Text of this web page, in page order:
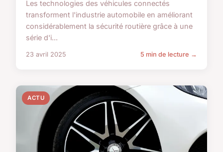
Les technologies des véhicules connectés
transforment l'industrie automobile en améliorant
considérablement la sécurité routière grâce à une
série d'i...
23 avril 2025 5 min de lecture →
ACTU